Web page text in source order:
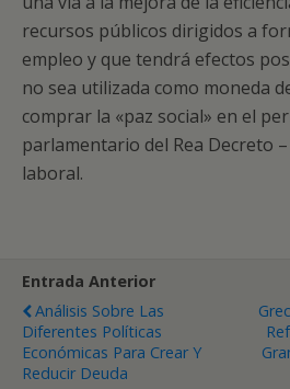
recursos públicos dirigidos a
empleo y que tendrá efectos
no sea utilizada como moneda
comprar la «paz social» en el
parlamentario del Rea Decreto
laboral.
Entrada Anterior
Análisis Sobre Las
Diferentes Políticas
Económicas Para Crear Y
Reducir Deuda